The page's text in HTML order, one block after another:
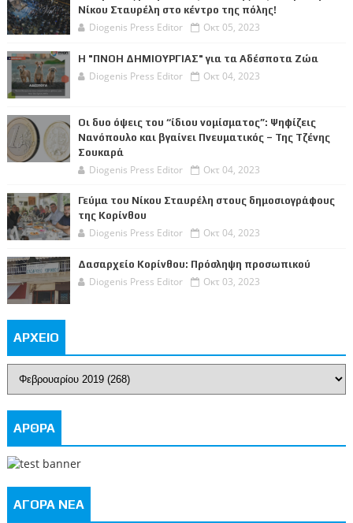
Νίκου Σταυρέλη στο κέντρο της πόλης!
Diogenis Press Editor Οκτ 05, 2023
Η "ΠΝΟΗ ΔΗΜΙΟΥΡΓΙΑΣ" για τα Αδέσποτα Ζώα
Diogenis Press Editor Οκτ 04, 2023
Οι δυο όψεις του “ίδιου νομίσματος”: Ψηφίζεις
Νανόπουλο και βγαίνει Πνευματικός – Της Τζένης
Σουκαρά
Diogenis Press Editor Οκτ 04, 2023
Γεύμα του Νίκου Σταυρέλη στους δημοσιογράφους
της Κορίνθου
Diogenis Press Editor Οκτ 04, 2023
Δασαρχείο Κορίνθου: Πρόσληψη προσωπικού
Diogenis Press Editor Οκτ 03, 2023
ΑΡΧΕΙΟ
ΑΡΘΡΑ
ΑΓΟΡΑ ΝΕΑ